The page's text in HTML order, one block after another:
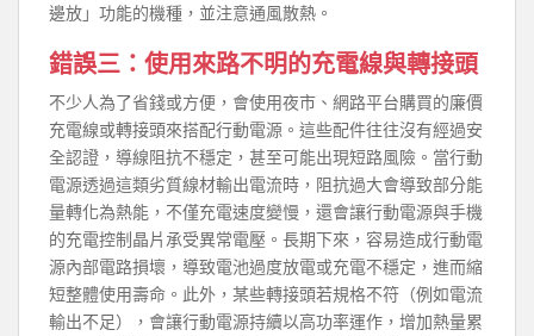
邊放」功能的機種，並注意通風散熱。
錯誤三：使用來路不明的充電線與轉接頭
不少人為了省錢或方便，會使用夜市、網路平台購買的廉價
充電線或轉接頭來搭配行動電源。這些配件往往沒有經過安
全認證，導線阻抗不穩定，甚至可能出現短路風險。當行動
電源透過這類劣質線材輸出電流時，阻抗過大會導致部分能
量轉化為熱能，不僅充電速度變慢，還會讓行動電源與手機
的充電控制晶片承受異常電壓。長期下來，容易造成行動電
源內部電路損壞，導致電池過度放電或充電不穩定，進而縮
短整體使用壽命。此外，某些轉接頭若規格不符（例如電流
輸出不足），會讓行動電源持續以高功率運作，增加熱量累